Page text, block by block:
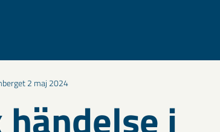
2 maj 2024
i